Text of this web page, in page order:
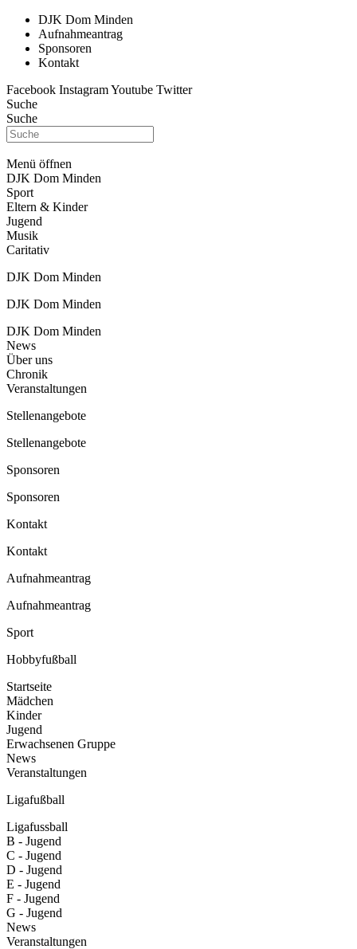
DJK Dom Minden
Aufnahmeantrag
Sponsoren
Kontakt
Facebook InstagramYoutube Twitter
Suche
Suche
Menü öffnen
DJK Dom Minden
Sport
Eltern & Kinder
Jugend
Musik
Caritativ
DJK Dom Minden
DJK Dom Minden
DJK Dom Minden
News
Über uns
Chronik
Veranstaltungen
Stellenangebote
Stellenangebote
Sponsoren
Sponsoren
Kontakt
Kontakt
Aufnahmeantrag
Aufnahmeantrag
Sport
Hobbyfußball
Startseite
Mädchen
Kinder
Jugend
Erwachsenen Gruppe
News
Veranstaltungen
Ligafußball
Ligafussball
B - Jugend
C - Jugend
D - Jugend
E - Jugend
F - Jugend
G - Jugend
News
Veranstaltungen